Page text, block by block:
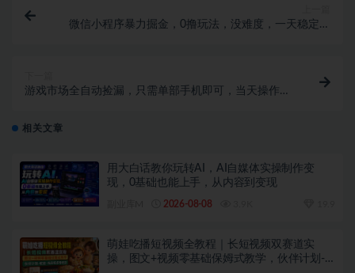
微信小程序暴力掘金，0撸玩法，没难度，一天稳定进
游戏市场全自动捡漏，只需单部手机即可，当天操作当
相关文章
用大白话教你玩转AI，AI自媒体实操制作变
现，0基础也能上手，从内容到变现
2026-08-08
萌娃吃播短视频全教程｜长短视频双赛道实
操，图文+视频零基础保姆式教学，伙伴计划-